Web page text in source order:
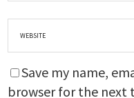
Save my name,
browser for the next